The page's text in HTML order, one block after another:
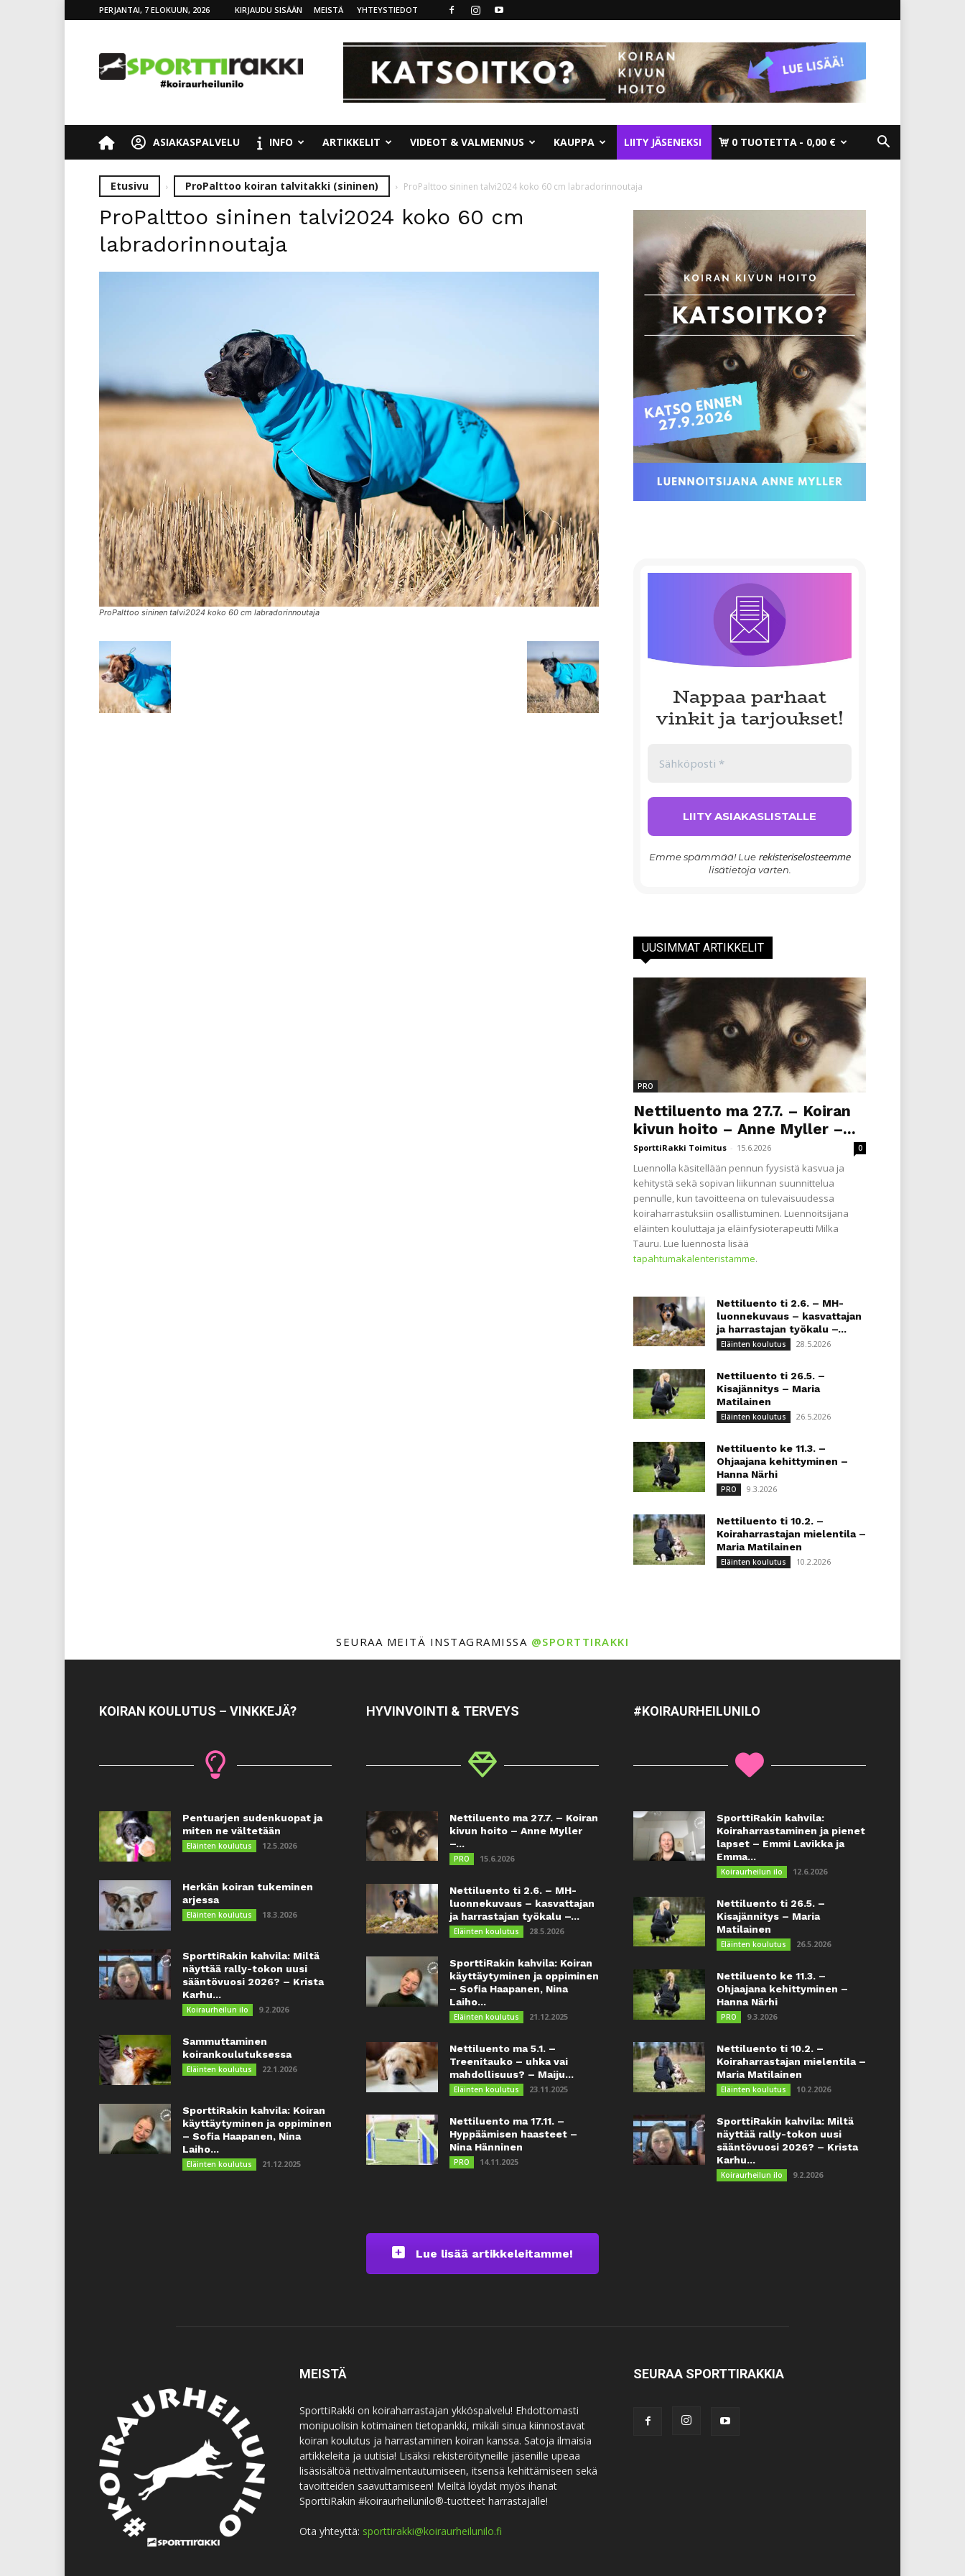
PERJANTAI, 7 ELOKUUN, 2026 KIRJAUDU SISÄÄN MEISTÄ YHTEYSTIEDOT
ASIAKASPALVELU INFO ARTIKKELIT VIDEOT & VALMENNUS KAUPPA LIITY JÄSENEKSI 0 TUOTETTA 0,00 €
Etusivu ProPalttoo koiran talvitakki (sininen) ProPalttoo sininen talvi2024 koko 60 cm labradorinnoutaja
ProPalttoo sininen talvi2024 koko 60 cm
labradorinnoutaja
ProPalttoo sininen talvi2024 koko 60 cm labradorinnoutaja
Nappaa parhaat
vinkit ja tarjoukset!
Emme spämmää! Lue rekisteriselosteemme
lisätietoja varten.
UUSIMMAT ARTIKKELIT
PRO
Nettiluento ma 27.7. – Koiran
kivun hoito – Anne Myller –...
SporttiRakki Toimitus - 15.6.2026 0
Luennolla käsitellään pennun fyysistä kasvua ja
kehitystä sekä sopivan liikunnan suunnittelua
pennulle, kun tavoitteena on tulevaisuudessa
koiraharrastuksiin osallistuminen. Luennoitsijana
eläinten kouluttaja ja eläinfysioterapeutti Milka
Tauru. Lue luennosta lisää
tapahtumakalenteristamme.
Nettiluento ti 2.6. – MH-
luonnekuvaus – kasvattajan
ja harrastajan työkalu –...
Eläinten koulutus 28.5.2026
Nettiluento ti 26.5. –
Kisajännitys – Maria
Matilainen
Eläinten koulutus 26.5.2026
Nettiluento ke 11.3. –
Ohjaajana kehittyminen –
Hanna Närhi
PRO 9.3.2026
Nettiluento ti 10.2. –
Koiraharrastajan mielentila –
Maria Matilainen
Eläinten koulutus 10.2.2026
SEURAA MEITÄ INSTAGRAMISSA @SPORTTIRAKKI
KOIRAN KOULUTUS – VINKKEJÄ?
Pentuarjen sudenkuopat ja
miten ne vältetään
Eläinten koulutus 12.5.2026
Herkän koiran tukeminen
arjessa
Eläinten koulutus 18.3.2026
SporttiRakin kahvila: Miltä
näyttää rally-tokon uusi
sääntövuosi 2026? – Krista
Karhu...
Koiraurheilun ilo 9.2.2026
Sammuttaminen
koirankoulutuksessa
Eläinten koulutus 22.1.2026
SporttiRakin kahvila: Koiran
käyttäytyminen ja oppiminen
– Sofia Haapanen, Nina
Laiho...
Eläinten koulutus 21.12.2025
HYVINVOINTI & TERVEYS
Nettiluento ma 27.7. – Koiran
kivun hoito – Anne Myller
–...
PRO 15.6.2026
Nettiluento ti 2.6. – MH-
luonnekuvaus – kasvattajan
ja harrastajan työkalu –...
Eläinten koulutus 28.5.2026
SporttiRakin kahvila: Koiran
käyttäytyminen ja oppiminen
– Sofia Haapanen, Nina
Laiho...
Eläinten koulutus 21.12.2025
Nettiluento ma 5.1. –
Treenitauko – uhka vai
mahdollisuus? – Maiju...
Eläinten koulutus 23.11.2025
Nettiluento ma 17.11. –
Hyppäämisen haasteet –
Nina Hänninen
PRO 14.11.2025
Lue lisää artikkeleitamme!
#KOIRAURHEILUNILO
SporttiRakin kahvila:
Koiraharrastaminen ja pienet
lapset – Emmi Lavikka ja
Emma...
Koiraurheilun ilo 12.6.2026
Nettiluento ti 26.5. –
Kisajännitys – Maria
Matilainen
Eläinten koulutus 26.5.2026
Nettiluento ke 11.3. –
Ohjaajana kehittyminen –
Hanna Närhi
PRO 9.3.2026
Nettiluento ti 10.2. –
Koiraharrastajan mielentila –
Maria Matilainen
Eläinten koulutus 10.2.2026
SporttiRakin kahvila: Miltä
näyttää rally-tokon uusi
sääntövuosi 2026? – Krista
Karhu...
Koiraurheilun ilo 9.2.2026
MEISTÄ
SporttiRakki on koiraharrastajan ykköspalvelu! Ehdottomasti
monipuolisin kotimainen tietopankki, mikäli sinua kiinnostavat
koiran koulutus ja harrastaminen koiran kanssa. Satoja ilmaisia
artikkeleita ja uutisia! Lisäksi rekisteröityneille jäsenille upeaa
lisäsisältöä nettivalmentautumiseen, itsensä kehittämiseen sekä
tavoitteiden saavuttamiseen! Meiltä löydät myös ihanat
SporttiRakin #koiraurheilunilo®-tuotteet harrastajalle!
Ota yhteyttä: sporttirakki@koiraurheilunilo.fi
SEURAA SPORTTIRAKKIA